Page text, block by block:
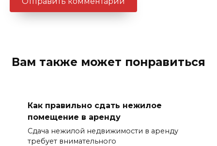
Вам также может понравиться
Как правильно сдать нежилое
помещение в аренду
Сдача нежилой недвижимости в аренду
требует внимательного